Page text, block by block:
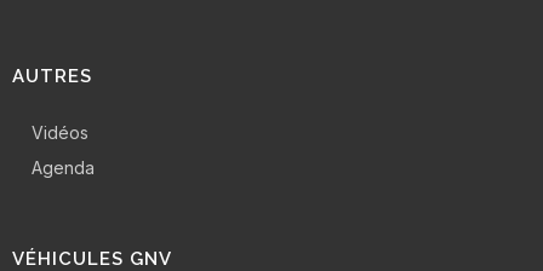
AUTRES
Vidéos
Agenda
VÉHICULES GNV